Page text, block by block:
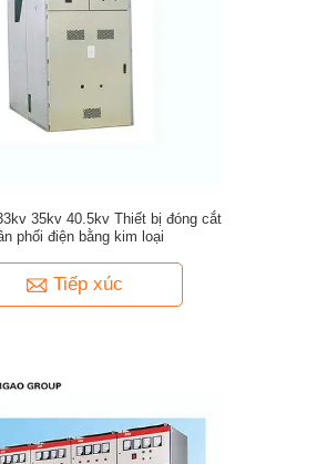
35kv 40.5kv Thiết bị đóng cắt
phối điện bằng kim loại
Tiếp xúc